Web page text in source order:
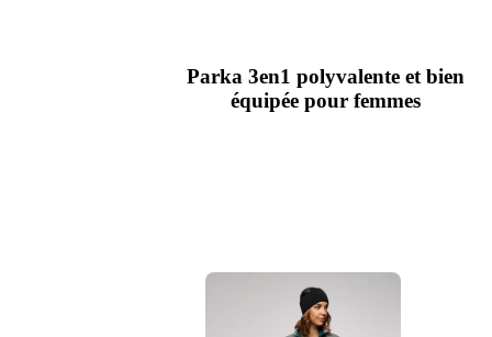
Parka 3en1 polyvalente et bien
équipée pour femmes